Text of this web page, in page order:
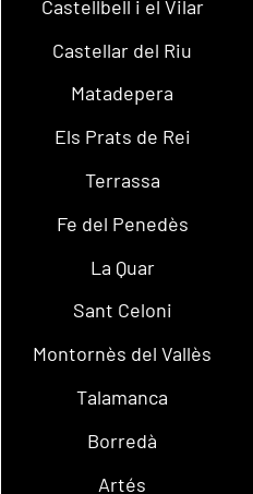
Castellbell i el Vilar
Castellar del Riu
Matadepera
Els Prats de Rei
Terrassa
Fe del Penedès
La Quar
Sant Celoni
Montornès del Vallès
Talamanca
Borredà
Artés